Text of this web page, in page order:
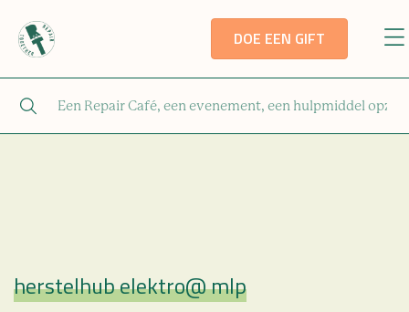
DOE EEN GIFT
Repair Café
herstelhub elektro@ mlp